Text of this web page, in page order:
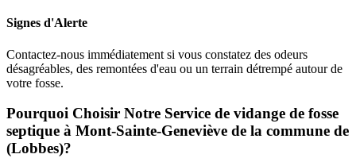
Signes d'Alerte
Contactez-nous immédiatement si vous constatez des odeurs
désagréables, des remontées d'eau ou un terrain détrempé autour de
votre fosse.
Pourquoi Choisir Notre Service de vidange de fosse
septique à Mont-Sainte-Geneviève de la commune de
(Lobbes)?